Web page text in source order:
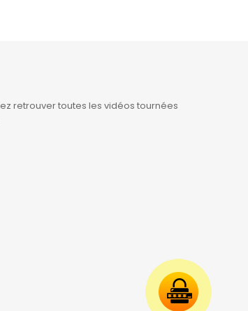
retrouver toutes les vidéos tournées